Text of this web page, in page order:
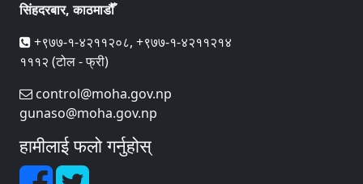
सिंहदरबार, काठमाडौँ
+९७७-१-४२११२०८, +९७७-१-४२११२१४
१११२ (टोल - फ्री)
control@moha.gov.np
gunaso@moha.gov.np
हामीलाई फलो गर्नुहोस्